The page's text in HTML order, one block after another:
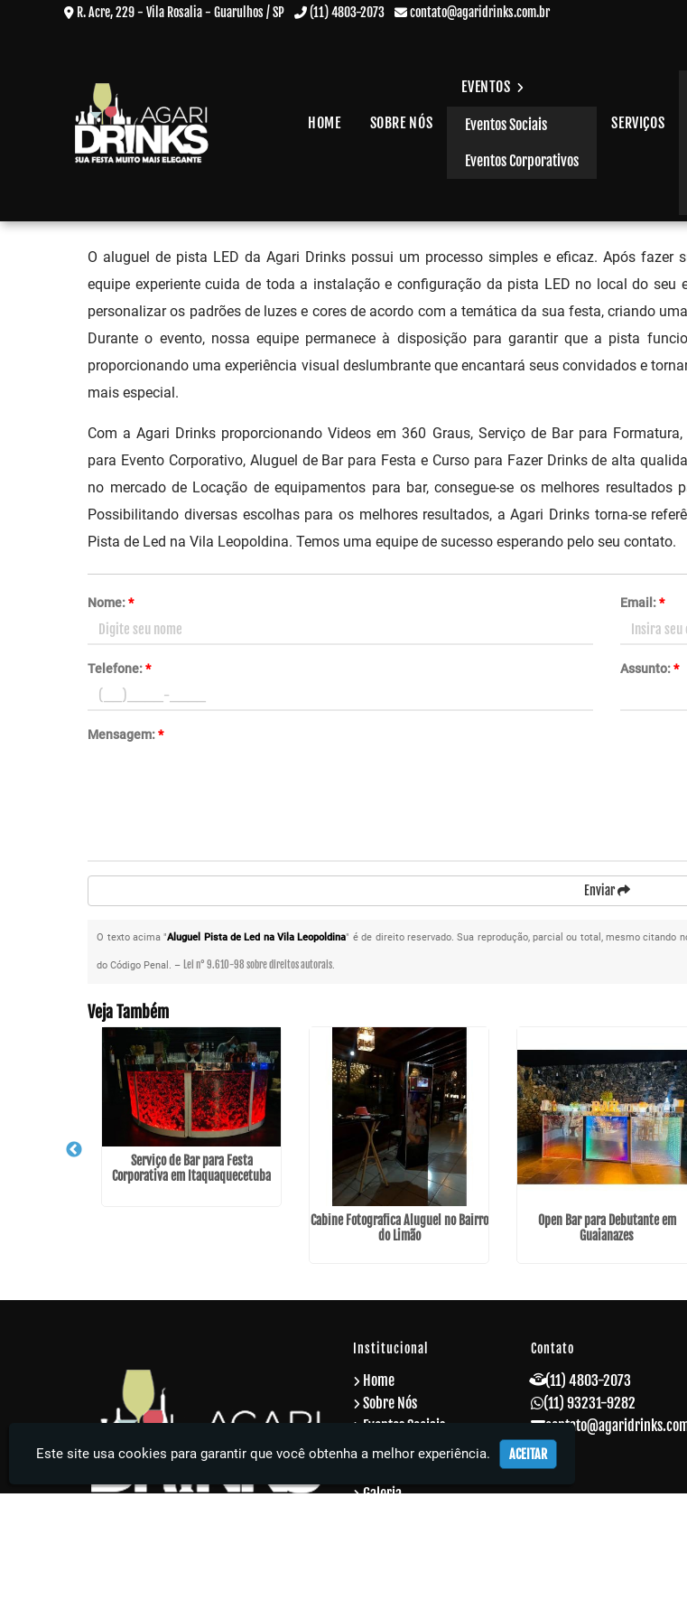
R. Acre, 229 - Vila Rosalia - Guarulhos / SP (11) 4803-2073 contato@agaridrinks.com.br
HOME SOBRE NÓS
EVENTOS
Eventos Sociais
Eventos Corporativos
SERVIÇOS
Aluguel Pista de Led na Vila Leopoldina
O aluguel de pista LED da Agari Drinks possui um processo simples e eficaz. Após fazer
equipe experiente cuida de toda a instalação e configuração da pista LED no local do seu
personalizar os padrões de luzes e cores de acordo com a temática da sua festa, criando
Durante o evento, nossa equipe permanece à disposição para garantir que a pista
proporcionando uma experiência visual deslumbrante que encantará seus convidados e
mais especial.
Com a Agari Drinks proporcionando Videos em 360 Graus, Serviço de Bar para
para Evento Corporativo, Aluguel de Bar para Festa e Curso para Fazer Drinks de alta
no mercado de Locação de equipamentos para bar, consegue-se os melhores resultados
Possibilitando diversas escolhas para os melhores resultados, a Agari Drinks torna-se
Pista de Led na Vila Leopoldina. Temos uma equipe de sucesso esperando pelo seu contato.
Nome:* Email:*
Telefone:* Assunto:*
Mensagem:*
Enviar
O texto acima "Aluguel Pista de Led na Vila Leopoldina" é de direito reservado. Sua reprodução, parcial ou total, mesmo
do Código Penal. – Lei n° 9.610-98 sobre direitos autorais.
Veja Também
Serviço de Bar para Festa
Corporativa em Itaquaquecetuba
Cabine Fotografica Aluguel no Bairro
do Limão
Open Bar para Debutante em
Guaianazes
Institucional
Home
Sobre Nós
Eventos Sociais
Eventos Corporativos
Galeria
Contato
(11) 4803-2073
(11) 93231-9282
Este site usa cookies para garantir que você obtenha a melhor experiência. ACEITAR